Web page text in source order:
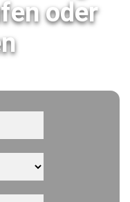
oder